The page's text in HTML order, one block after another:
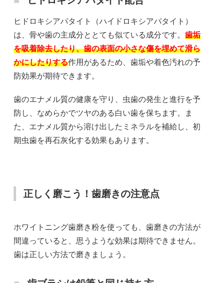
ヒドロキシアパタイト（ハイドロキシアパタイト）
は、骨や歯の主成分ととても似ている成分です。 歯垢
を吸着除去したり、歯の表面の小さな傷を埋めて滑ら
かにしたりする作用があるため、歯垢や着色汚れの予
防効果が期待できます。
歯のエナメル質の健康を守り、虫歯の発生と進行を予
防し、なめらかでツヤのある白い歯を保ちます。ま
た、エナメル質から溶け出したミネラルを補給し、初
期虫歯を再石灰化する効果もあります。
正しく磨こう！歯磨きの注意点
ホワイトニング歯磨き粉を使っても、歯磨きの方法が
間違っていると、思うような効果は期待できません。
歯は正しい方法で磨きましょう。